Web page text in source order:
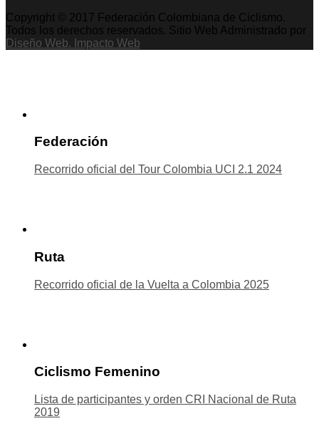
Copyright © 2017 Federación Colombiana de Ciclismo.
Todos los derechos reservados. Sitio Web Administrado por
Diseño Web. Impacto Web
Federación
Recorrido oficial del Tour Colombia UCI 2.1 2024
Ruta
Recorrido oficial de la Vuelta a Colombia 2025
Ciclismo Femenino
Lista de participantes y orden CRI Nacional de Ruta
2019